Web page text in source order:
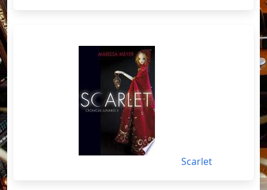
Scarlet